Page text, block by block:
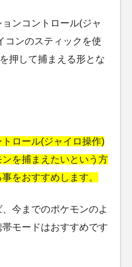
ンコントロール(ジャ
コンのスティックを使
押して捕まえる形とな
ロール(ジャイロ操作)
を捕まえたいという方
をおすすめします。
今までのポケモンのよ
モードはおすすめです